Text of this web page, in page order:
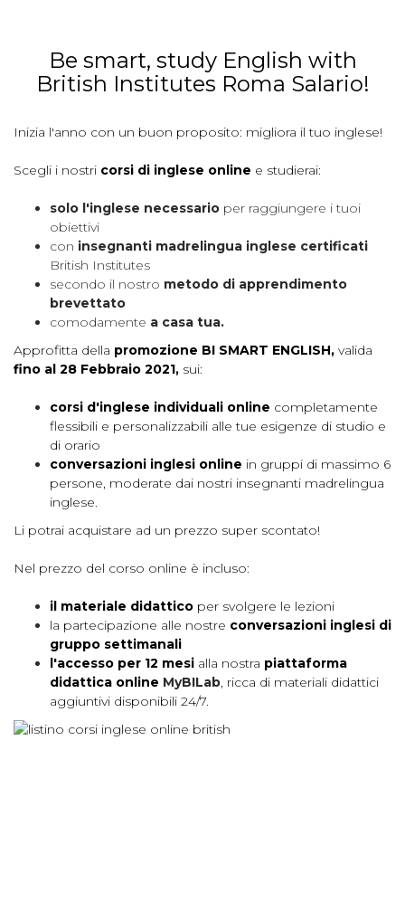
Be smart, study English with
British Institutes Roma Salario!
Inizia l'anno con un buon proposito: migliora il tuo inglese!
Scegli i nostri corsi di inglese online e studierai:
solo l'inglese necessario per raggiungere i tuoi
obiettivi
con insegnanti madrelingua inglese certificati
British Institutes
secondo il nostro metodo di apprendimento
brevettato
comodamente a casa tua.
Approfitta della promozione BI SMART ENGLISH, valida
fino al 28 Febbraio 2021, sui:
corsi d'inglese individuali online completamente
flessibili e personalizzabili alle tue esigenze di studio e
di orario
conversazioni inglesi online in gruppi di massimo 6
persone, moderate dai nostri insegnanti madrelingua
inglese.
Li potrai acquistare ad un prezzo super scontato!
Nel prezzo del corso online è incluso:
il materiale didattico per svolgere le lezioni
la partecipazione alle nostre conversazioni inglesi di
gruppo settimanali
l'accesso per 12 mesi alla nostra piattaforma
didattica online MyBILab , ricca di materiali didattici
aggiuntivi disponibili 24/7.